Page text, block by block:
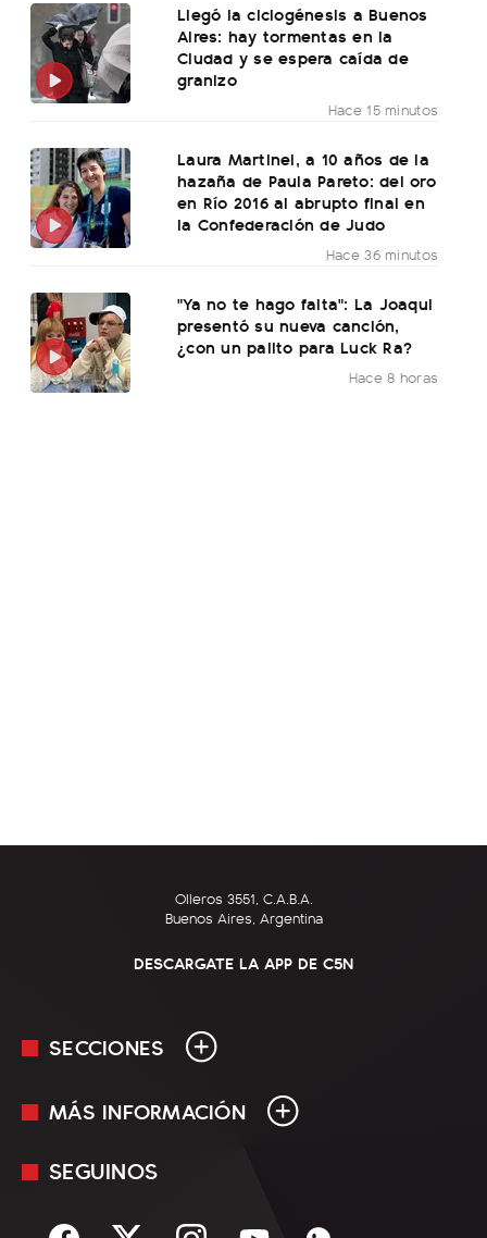
Llegó la ciclogénesis a Buenos
Aires: hay tormentas en la
Ciudad y se espera caída de
granizo
Hace 15 minutos
Laura Martinel, a 10 años de la
hazaña de Paula Pareto: del oro
en Río 2016 al abrupto final en
la Confederación de Judo
Hace 36 minutos
"Ya no te hago falta": La Joaqui
presentó su nueva canción,
¿con un palito para Luck Ra?
Hace 8 horas
Olleros 3551, C.A.B.A.
Buenos Aires, Argentina
DESCARGATE LA APP DE C5N
SECCIONES
En Vivo
Sociedad
MÁS INFORMACIÓN
Mediakit
Términos y condiciones
SEGUINOS